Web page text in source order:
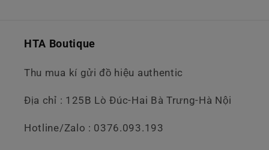
HTA Boutique
Thu mua kí gửi đồ hiệu authentic
Địa chỉ : 125B Lò Đúc-Hai Bà Trưng-Hà Nội
Hotline/Zalo : 0376.093.193